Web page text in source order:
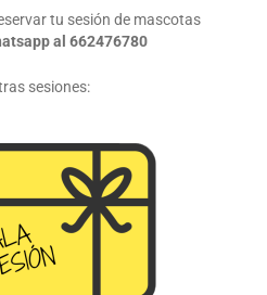
tu sesión de mascotas
al 662476780
sesiones: